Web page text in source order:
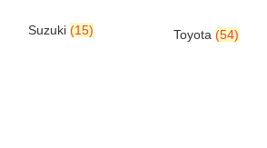
Suzuki (15) Toyota (54)